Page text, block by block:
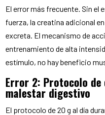
El error más frecuente. Sin el
fuerza, la creatina adicional
excreta. El mecanismo de
entrenamiento de alta
estímulo, no hay beneficio
Error 2: Protocolo
malestar digestivo
El protocolo de 20 g al día